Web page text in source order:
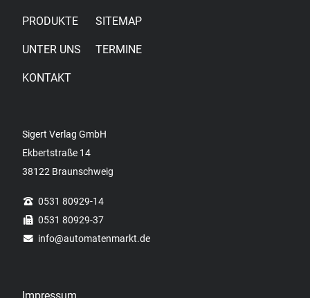
PRODUKTE
UNTER UNS
KONTAKT
SITEMAP
TERMINE
Sigert Verlag GmbH
Ekbertstraße 14
38122 Braunschweig
0531 80929-14
0531 80929-37
info@automatenmarkt.de
Impressum